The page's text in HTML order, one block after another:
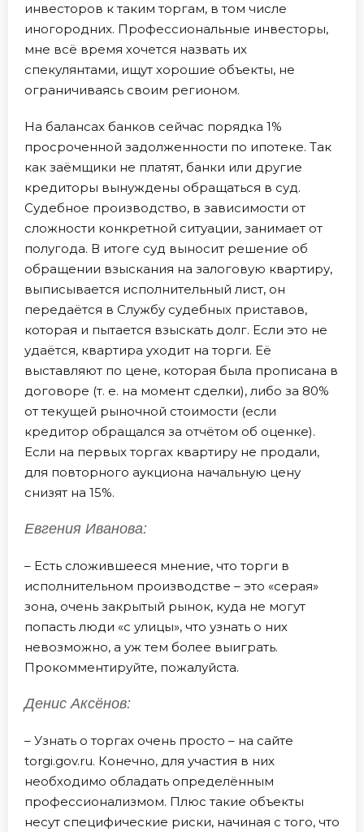
инвесторов к таким торгам, в том числе
иногородних. Профессиональные инвесторы,
мне всё время хочется назвать их
спекулянтами, ищут хорошие объекты, не
ограничиваясь своим регионом.
На балансах банков сейчас порядка 1%
просроченной задолженности по ипотеке. Так
как заёмщики не платят, банки или другие
кредиторы вынуждены обращаться в суд.
Судебное производство, в зависимости от
сложности конкретной ситуации, занимает от
полугода. В итоге суд выносит решение об
обращении взыскания на залоговую квартиру,
выписывается исполнительный лист, он
передаётся в Службу судебных приставов,
которая и пытается взыскать долг. Если это не
удаётся, квартира уходит на торги. Её
выставляют по цене, которая была прописана в
договоре (т. е. на момент сделки), либо за 80%
от текущей рыночной стоимости (если
кредитор обращался за отчётом об оценке).
Если на первых торгах квартиру не продали,
для повторного аукциона начальную цену
снизят на 15%.
Евгения Иванова:
– Есть сложившееся мнение, что торги в
исполнительном производстве – это «серая»
зона, очень закрытый рынок, куда не могут
попасть люди «с улицы», что узнать о них
невозможно, а уж тем более выиграть.
Прокомментируйте, пожалуйста.
Денис Аксёнов:
– Узнать о торгах очень просто – на сайте
torgi.gov.ru. Конечно, для участия в них
необходимо обладать определённым
профессионализмом. Плюс такие объекты
несут специфические риски, начиная с того, что